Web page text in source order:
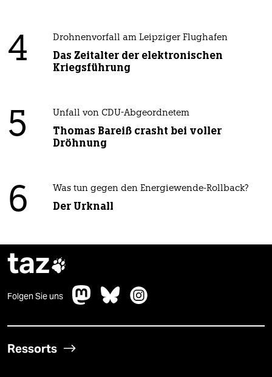
4 Drohnenvorfall am Leipziger Flughafen
Das Zeitalter der elektronischen
Kriegsführung
5 Unfall von CDU-Abgeordnetem
Thomas Bareiß crasht bei voller
Dröhnung
6 Was tun gegen den Energiewende-Rollback?
Der Urknall
taz
Folgen Sie uns
Ressorts